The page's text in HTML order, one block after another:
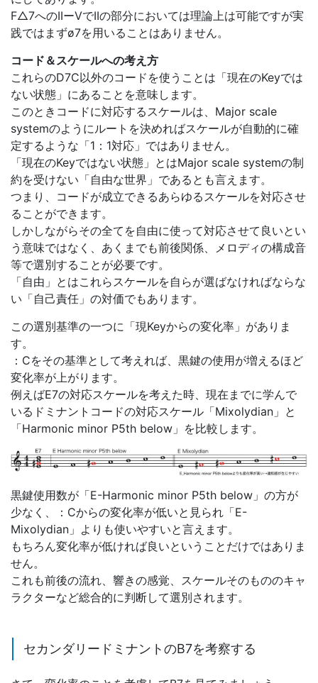
F△7へのIIーVでIIの部分においては理論上は可能ですが実
践ではまずø7を用いることはありません。
コード＆スケールへの考え方
これらのD7C以外のコードを使うことは「現在のKeyでは
ない状態」にあることを意味します。
このときコードに対応するスケールは、Major scale
systemのようにルートを決めればスケールが自動的に確
定するような「1：1対応」ではありません。
「現在のKeyではない状態」とはMajor scale systemの制
約を受けない「自由な世界」であるとも言えます。
つまり、コードが成立できるあらゆるスケールを対応させ
ることができます。
しかしながらその全てを自由に使って対応させて良いとい
う意味ではなく、あくまでも前後関係、メロディの構成音
等で選別することが必要です。
「自由」とはこれらスケールを自らが選ばなければならな
い「自己責任」の対価でもあります。
この選別基準の一つに「現Keyからの変化率」がありま
す。
：Cをその基準として考えれば、黒鍵の使用が増えるほど
変化率が上がります。
例えばE7の対応スケールを考えた時、現在までに学んで
いるドミナントコードの対応スケール「Mixolydian」と
「Harmonic minor P5th below」を比較します。
黒鍵使用数が「E-Harmonic minor P5th below」の方が
少なく、：Cからの変化率が低いと見られ「E-
Mixolydian」よりも使いやすいと言えます。
もちろん変化率が低ければ良いということだけではありま
せん。
これも前後の流れ、響きの感覚、スケールそのもののキャ
ラクターなど総合的に判断して選別されます。
セカンダリードミナントのB7を考察する